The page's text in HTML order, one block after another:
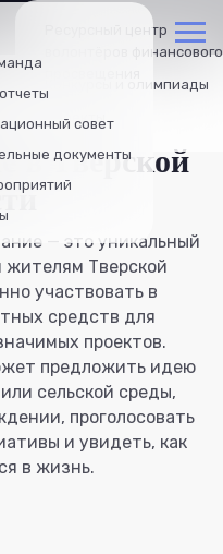
Конкурсы и олимпиады
Проекты
Ресурсный центр
волонтёров финансового
документы
совет
в Тверской
— это уникальный
Тверской
участвовать в
средств для
проектов.
предложить идею
сельской среды,
проголосовать
и увидеть, как
в жизнь.